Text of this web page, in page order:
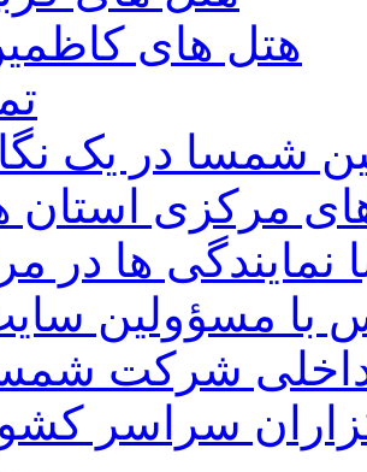
هتل های
شمسا در یک
مرکزی استان
نمایندگی ها در
با مسؤولین
شرکت
سراسر